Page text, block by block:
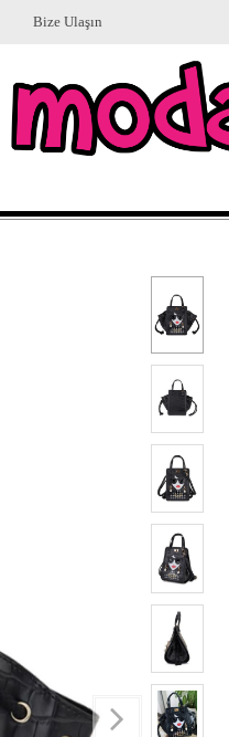
Bize Ulaşın